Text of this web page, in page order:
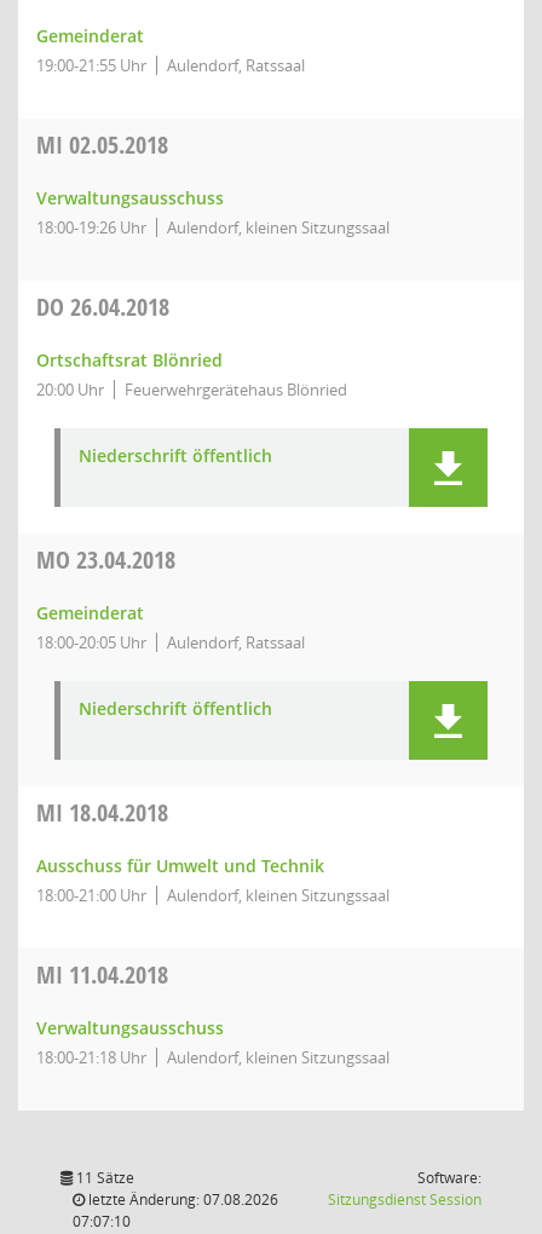
Gemeinderat
19:00-21:55 Uhr Aulendorf, Ratssaal
MI 02.05.2018
Verwaltungsausschuss
18:00-19:26 Uhr Aulendorf, kleinen Sitzungssaal
DO 26.04.2018
Ortschaftsrat Blönried
20:00 Uhr Feuerwehrgerätehaus Blönried
Niederschrift öffentlich
MO 23.04.2018
Gemeinderat
18:00-20:05 Uhr Aulendorf, Ratssaal
Niederschrift öffentlich
MI 18.04.2018
Ausschuss für Umwelt und Technik
18:00-21:00 Uhr Aulendorf, kleinen Sitzungssaal
MI 11.04.2018
Verwaltungsausschuss
18:00-21:18 Uhr Aulendorf, kleinen Sitzungssaal
11 Sätze
letzte Änderung: 07.08.2026
07:07:10
Software:
SitzungsdienstSession(Wird in